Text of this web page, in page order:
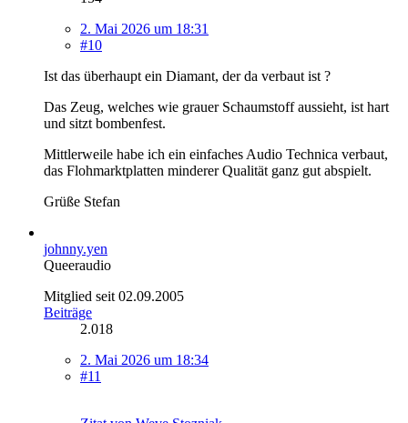
2. Mai 2026 um 18:31
#10
Ist das überhaupt ein Diamant, der da verbaut ist ?
Das Zeug, welches wie grauer Schaumstoff aussieht, ist hart
und sitzt bombenfest.
Mittlerweile habe ich ein einfaches Audio Technica verbaut,
das Flohmarktplatten minderer Qualität ganz gut abspielt.
Grüße Stefan
johnny.yen
Queeraudio
Mitglied seit 02.09.2005
Beiträge
2.018
2. Mai 2026 um 18:34
#11